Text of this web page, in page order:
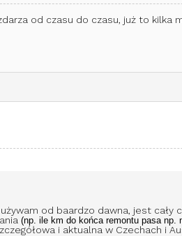
od czasu do czasu, już to kilka
od baardzo dawna, jest cały
(np. ile km do końca remontu pasa np.
i aktualna w Czechach i